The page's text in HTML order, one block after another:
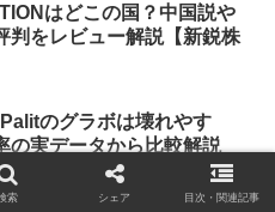
はどこの国？中国説や
判をレビュー解説【新鋭株
のグラボは壊れやす
の実データから比較解説
索 シェア 目次・関連記事